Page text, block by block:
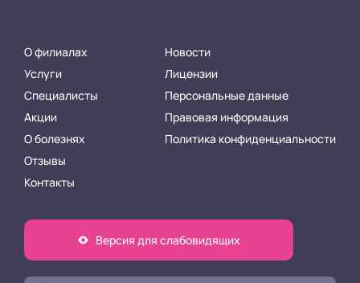
О филиалах
Услуги
Специалисты
Акции
О болезнях
Отзывы
Контакты
Новости
Лицензии
Персональные данные
Правовая информация
Политика конфиденциальности
Версия для слабовидящих